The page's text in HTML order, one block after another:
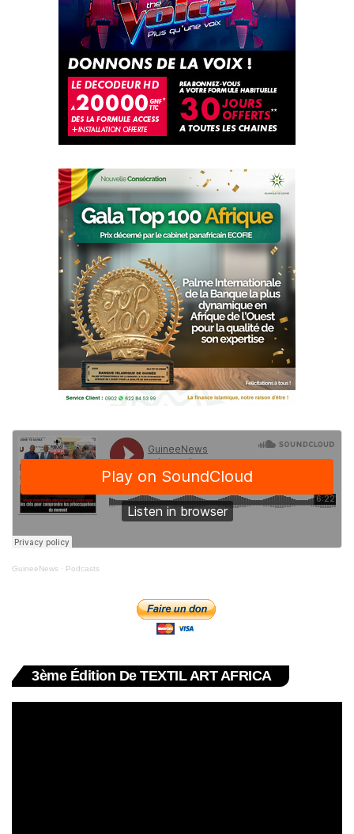
GuineeNews · Podcasts
3ème Édition De TEXTIL ART AFRICA